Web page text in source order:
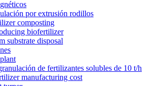
por extrusión rodillos
composting
biofertilizer
substrate disposal
de fertilizantes solubles de 10 t/h
manufacturing cost